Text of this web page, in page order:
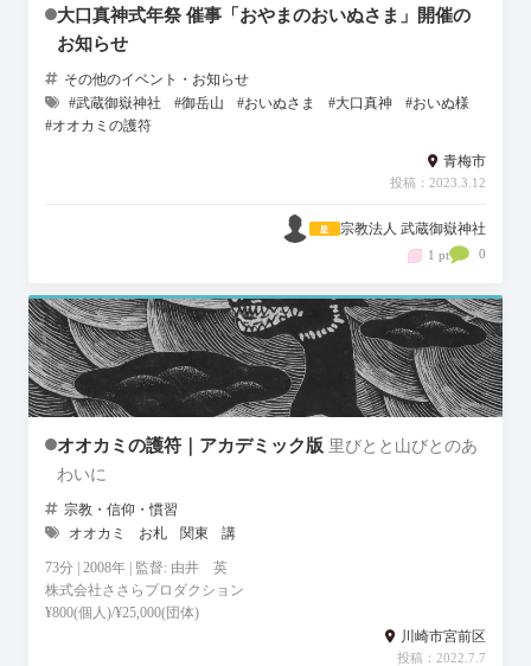
大口真神式年祭 催事「おやまのおいぬさま」開催の
お知らせ
その他のイベント・お知らせ
#武蔵御嶽神社
#御岳山 #おいぬさま #大口真神
#おいぬ様
#オオカミの護符
青梅市
投稿：2023.3.12
宗教法人 武蔵御嶽神社
1 pt 0
オオカミの護符｜アカデミック版 里びとと山びとのあ
わいに
宗教・信仰・慣習
オオカミ
お札 関東 講
73分 | 2008年 | 監督: 由井 英
株式会社ささらプロダクション
¥800(個人)/¥25,000(団体)
川崎市宮前区
投稿：2022.7.7